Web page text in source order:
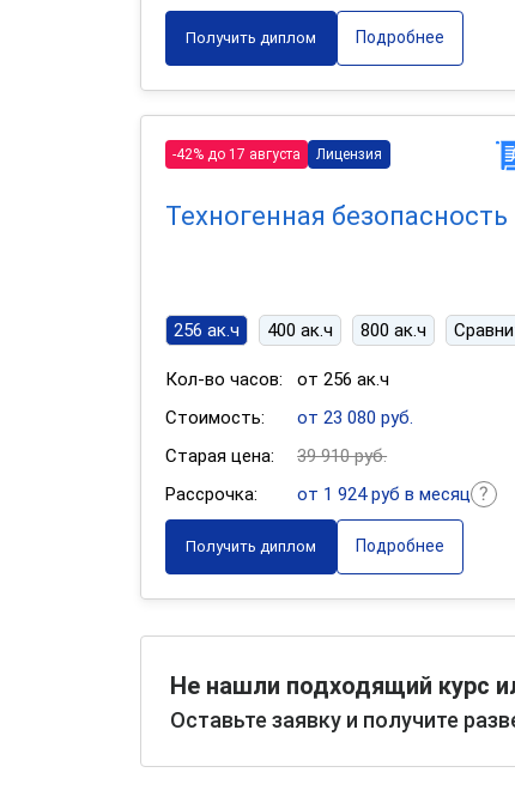
Получить диплом Подробнее
-42% до 17 августа Лицензия
Техногенная безопасность
256 ак.ч 400 ак.ч 800 ак.ч
Кол-во часов:
от 256 ак.ч
Стоимость:
от 23 080 руб.
Старая цена:
39 910 руб.
Рассрочка:
от 1 924 руб в месяц
Получить диплом Подробнее
Не нашли подходящий курс
Оставьте заявку и получите